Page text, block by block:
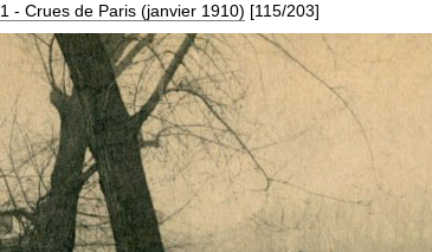
1 - Crues de Paris (janvier 1910) [115/203]